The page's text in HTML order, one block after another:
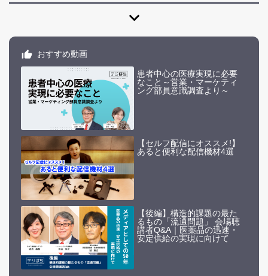
expand_more
おすすめ動画
患者中心の医療実現に必要
なこと～営業・マーケティ
ング部員意識調査より～
【セルフ配信にオススメ!】
あると便利な配信機材4選
【後編】構造的課題の最た
るもの「流通問題」 会場聴
講者Q&A｜医薬品の迅速・
安定供給の実現に向けて